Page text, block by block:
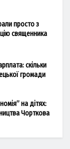
просто з
священника
скільки
громади
на дітях:
Чорткова